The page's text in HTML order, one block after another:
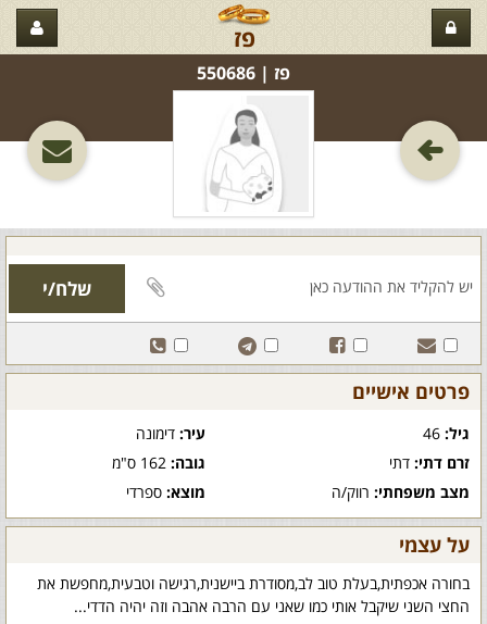
פז
פז‏ | 550686
פרטים אישיים
גיל: עיר:דימונה
זרם דתי: דתי גובה:162 ס"מ
מצב משפחתי: רווק/ה מוצא:ספרדי
על עצמי
בחורה אכפתית,בעלת טוב לב,מסודרת ביישנית,רגישה וטבעית,מחפשת את
החצי השני שיקבל אותי כמו שאני עם הרבה אהבה וזה יהיה הדדי...